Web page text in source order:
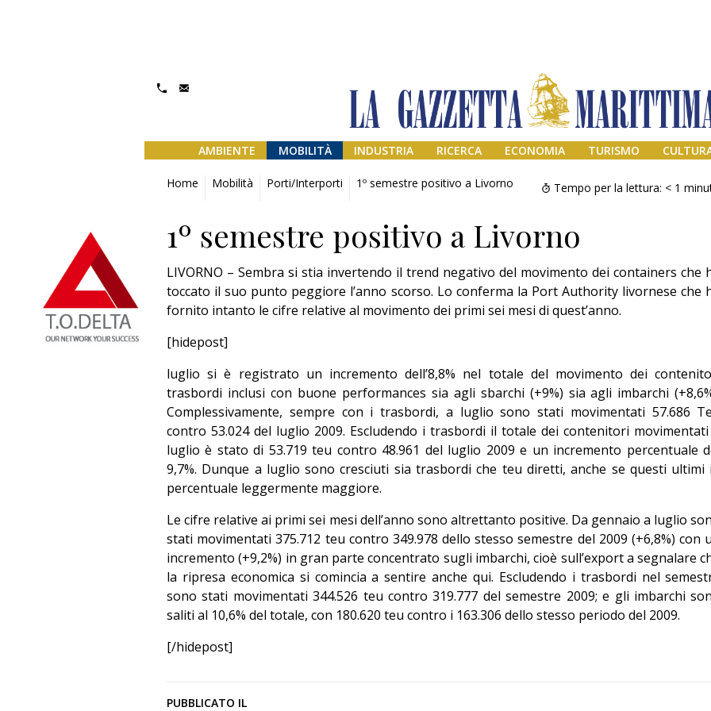
AMBIENTE MOBILITÀ INDUSTRIA RICERCA ECONOMIA TURISMO
Home Mobilità Porti/Interporti 1º semestre positivo a Livorno Tempo per la lettura: < 1
1º semestre positivo a Livorno
LIVORNO – Sembra si stia invertendo il trend negativo del movimento dei containers che
toccato il suo punto peggiore l’anno scorso. Lo conferma la Port Authority livornese che
fornito intanto le cifre relative al movimento dei primi sei mesi di quest’anno.
[hidepost]
luglio si è registrato un incremento dell’8,8% nel totale del movimento dei
trasbordi inclusi con buone performances sia agli sbarchi (+9%) sia agli imbarchi
Complessivamente, sempre con i trasbordi, a luglio sono stati movimentati 57.686
contro 53.024 del luglio 2009. Escludendo i trasbordi il totale dei contenitori
luglio è stato di 53.719 teu contro 48.961 del luglio 2009 e un incremento percentuale
9,7%. Dunque a luglio sono cresciuti sia trasbordi che teu diretti, anche se questi ultimi
percentuale leggermente maggiore.
Le cifre relative ai primi sei mesi dell’anno sono altrettanto positive. Da gennaio a luglio
stati movimentati 375.712 teu contro 349.978 dello stesso semestre del 2009 (+6,8%) con
incremento (+9,2%) in gran parte concentrato sugli imbarchi, cioè sull’export a segnalare
la ripresa economica si comincia a sentire anche qui. Escludendo i trasbordi nel
sono stati movimentati 344.526 teu contro 319.777 del semestre 2009; e gli imbarchi
saliti al 10,6% del totale, con 180.620 teu contro i 163.306 dello stesso periodo del 2009.
[/hidepost]
PUBBLICATO IL
Editoriale